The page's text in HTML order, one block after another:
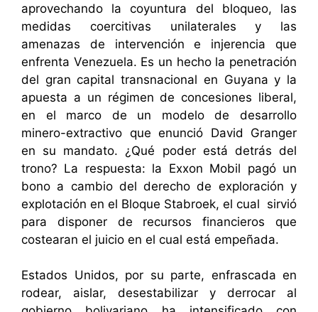
aprovechando la coyuntura del bloqueo, las
medidas coercitivas unilaterales y las
amenazas de intervención e injerencia que
enfrenta Venezuela. Es un hecho la penetración
del gran capital transnacional en Guyana y la
apuesta a un régimen de concesiones liberal,
en el marco de un modelo de desarrollo
minero-extractivo que enunció David Granger
en su mandato. ¿Qué poder está detrás del
trono? La respuesta: la Exxon Mobil pagó un
bono a cambio del derecho de exploración y
explotación en el Bloque Stabroek, el cual sirvió
para disponer de recursos financieros que
costearan el juicio en el cual está empeñada.
Estados Unidos, por su parte, enfrascada en
rodear, aislar, desestabilizar y derrocar al